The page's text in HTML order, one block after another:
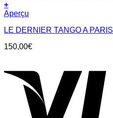
+
Aperçu
LE DERNIER TANGO A PARIS
150,00€